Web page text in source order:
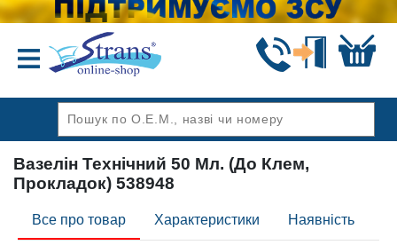
Вазелін Технічний 50 Мл. (До Клем,
Прокладок) 538948
Все про товар Характеристики Наявність